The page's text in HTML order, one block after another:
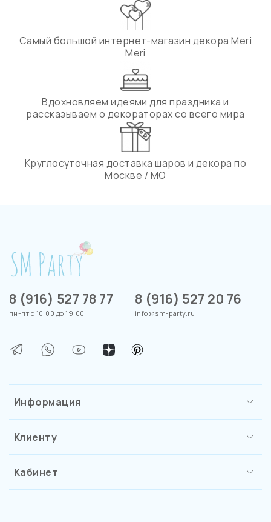
Самый большой интернет-магазин декора Meri
Meri
Вдохновляем идеями для праздника и
рассказываем о декораторах со всего мира
Круглосуточная доставка шаров и декора по
Москве / МО
Информация
Клиенту
Кабинет
8 (916) 527 78 77
пн-пт с 10:00 до 19:00
8 (916) 527 20 76
info@sm-party.ru